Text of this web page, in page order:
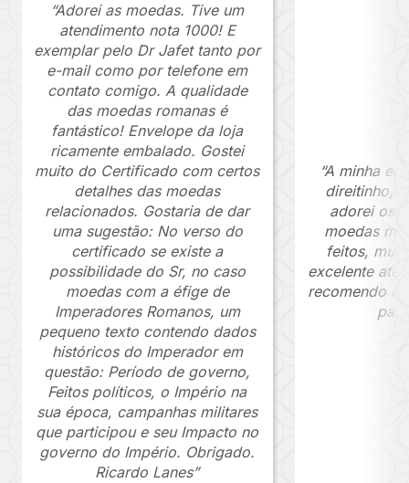
“Adorei as moedas. Tive um
atendimento nota 1000! E
exemplar pelo Dr Jafet tanto por
e-mail como por telefone em
contato comigo. A qualidade
das moedas romanas é
fantástico! Envelope da loja
ricamente embalado. Gostei
muito do Certificado com certos
detalhes das moedas
relacionados. Gostaria de dar
uma sugestão: No verso do
certificado se existe a
possibilidade do Sr, no caso
moedas com a éfige de
Imperadores Romanos, um
pequeno texto contendo dados
históricos do Imperador em
questão: Período de governo,
Feitos políticos, o Império na
sua época, campanhas militares
que participou e seu Impacto no
governo do Império. Obrigado.
Ricardo Lanes”
“A minha
direitinho,
adorei os
moedas
feitos,
excelente
recomendo o